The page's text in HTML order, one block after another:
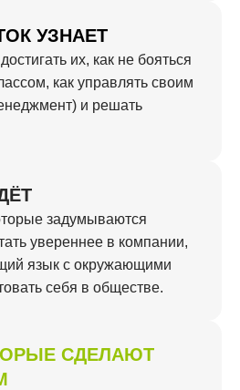
УЗНАЕТ
их, как не бояться
как управлять своим
и решать
задумываются
увереннее в компании,
язык с окружающими
себя в обществе.
СДЕЛАЮТ